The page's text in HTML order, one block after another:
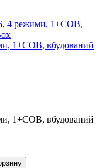
1+COB, вбудований
1+COB, вбудований